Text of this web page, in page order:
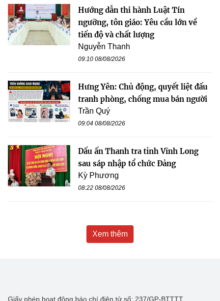
Hướng dẫn thi hành Luật Tín
ngưỡng, tôn giáo: Yêu cầu lớn về
tiến độ và chất lượng
Nguyễn Thanh
09:10 08/08/2026
Hưng Yên: Chủ động, quyết liệt đấu
tranh phòng, chống mua bán người
Trần Quý
09:04 08/08/2026
Dấu ấn Thanh tra tỉnh Vĩnh Long
sau sáp nhập tổ chức Đảng
Kỳ Phương
08:22 08/08/2026
Xem thêm
Giấy phép hoạt động báo chí điện tử số: 237/GP-BTTTT